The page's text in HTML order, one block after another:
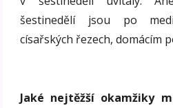
šestinedělí jsou po
císařských řezech, domácím
Jaké nejtěžší okamžiky